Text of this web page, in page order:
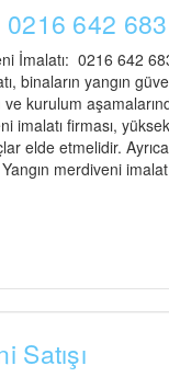
0216 642
İmalatı: 0216 642
binaların yangın
kurulum
imalatı firması,
elde etmelidir.
merdiveni imalat
Satışı